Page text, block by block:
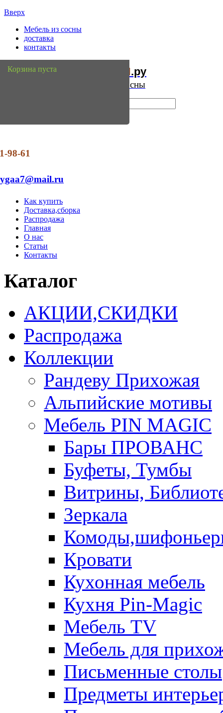
Вверх
Мебель из сосны
доставка
контакты
Мебель Сосны.ру
Интернет магазин мебели из сосны
98-61
Как купить
Доставка,сборка
Распродажа
Главная
О нас
Статьи
Контакты
Корзина пуста
Каталог
АКЦИИ,СКИДКИ
Распродажа
Коллекции
Рандеву Прихожая
Альпийские мотивы
Мебель PIN MAGIС
Бары ПРОВАНС
Буфеты, Тумбы
Витрины,
Зеркала
Кровати
Кухонная мебель
Кухня Pin-Magic
Мебель TV
Мебель для
Письменные столы
Предметы